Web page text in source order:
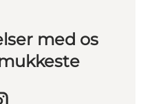
med os